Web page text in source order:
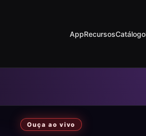
AppRecursosCatálogo
Ouça ao vivo